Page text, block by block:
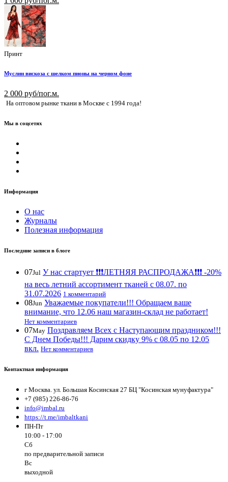
Принт
Муслин вискоза с шелком пионы на черном фоне
2 000 руб/пог.м.
На оптовом рынке ткани в Москве с 1994 года!
Мы в соцсетях
Информация
О нас
Журналы
Полезная информация
Последние записи в блоге
07Jul У нас стартует ❗️❗️❗️ЛЕТНЯЯ РАСПРОДАЖА❗️❗️❗️ -20%
на весь летний ассортимент тканей с 08.07. по
31.07.2026 1 комментарий
08Jun Уважаемые покупатели!!! Обращаем ваше
внимание, что 12.06 наш магазин-склад не работает!
Нет комментариев
07May Поздравляем Всех с Наступающим праздником!!!
С Днем Победы!!! Дарим скидку 9% с 08.05 по 12.05
вкл. Нет комментариев
Контактная информация
г Москва. ул. Большая Косинская 27 БЦ "Косинская мунуфактура"
+7 (985) 226-86-76
info@imbal.ru
https://t.me/imbaltkani
ПН-Пт
10:00 - 17:00
Сб
по предварительной записи
Вс
выходной